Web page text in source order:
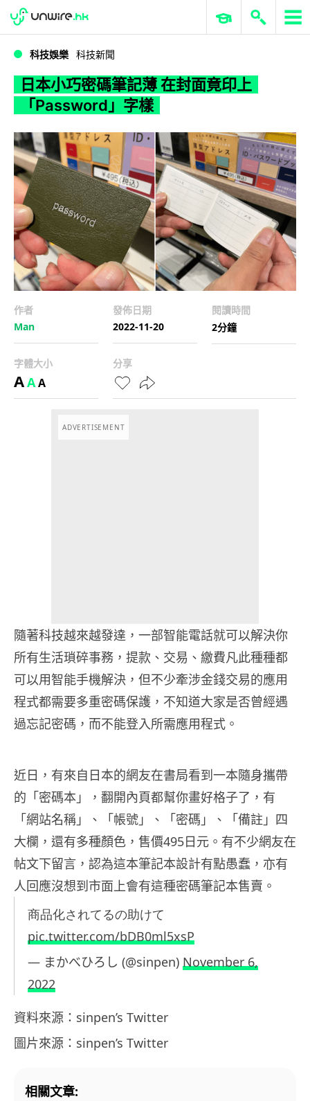
WWDC 2026 ERP 與商業 AI
科技娛樂 科技新聞
日本小巧密碼筆記薄 在封面竟印上
「Password」字樣
作者
Man
發佈日期
2022-11-20
閱讀時間
2分鐘
字體大小
AAA
分享
ADVERTISEMENT
隨著科技越來越發達，一部智能電話就可以解決你
所有生活瑣碎事務，提款、交易、繳費凡此種種都
可以用智能手機解決，但不少牽涉金錢交易的應用
程式都需要多重密碼保護，不知道大家是否曾經遇
過忘記密碼，而不能登入所需應用程式。
近日，有來自日本的網友在書局看到一本隨身攜帶
的「密碼本」，翻開內頁都幫你畫好格子了，有
「網站名稱」、「帳號」、「密碼」、「備註」四
大欄，還有多種顏色，售價495日元。有不少網友在
帖文下留言，認為這本筆記本設計有點愚蠢，亦有
人回應沒想到市面上會有這種密碼筆記本售賣。
商品化されてるの助けて
pic.twitter.com/bDB0ml5xsP
— まかべひろし (@sinpen) November 6,
2022
資料來源：sinpen’s Twitter
圖片來源：sinpen’s Twitter
相關文章: